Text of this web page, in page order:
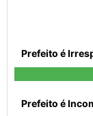
Prefeito é
Prefeito é